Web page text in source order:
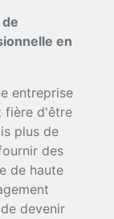
en
entreprise
fière d'être
plus de
des
de haute
devenir